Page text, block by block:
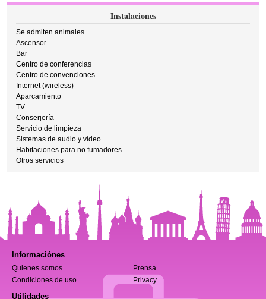
Instalaciones
Se admiten animales
Ascensor
Bar
Centro de conferencias
Centro de convenciones
Internet (wireless)
Aparcamiento
TV
Conserjería
Servicio de limpieza
Sistemas de audio y vídeo
Habitaciones para no fumadores
Otros servicios
Informaciónes
Quienes somos
Prensa
Condiciones de uso
Privacy
Utilidades